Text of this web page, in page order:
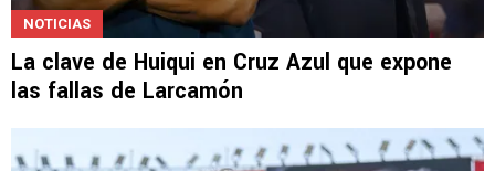
NOTICIAS
La clave de Huiqui en Cruz Azul que expone
las fallas de Larcamón